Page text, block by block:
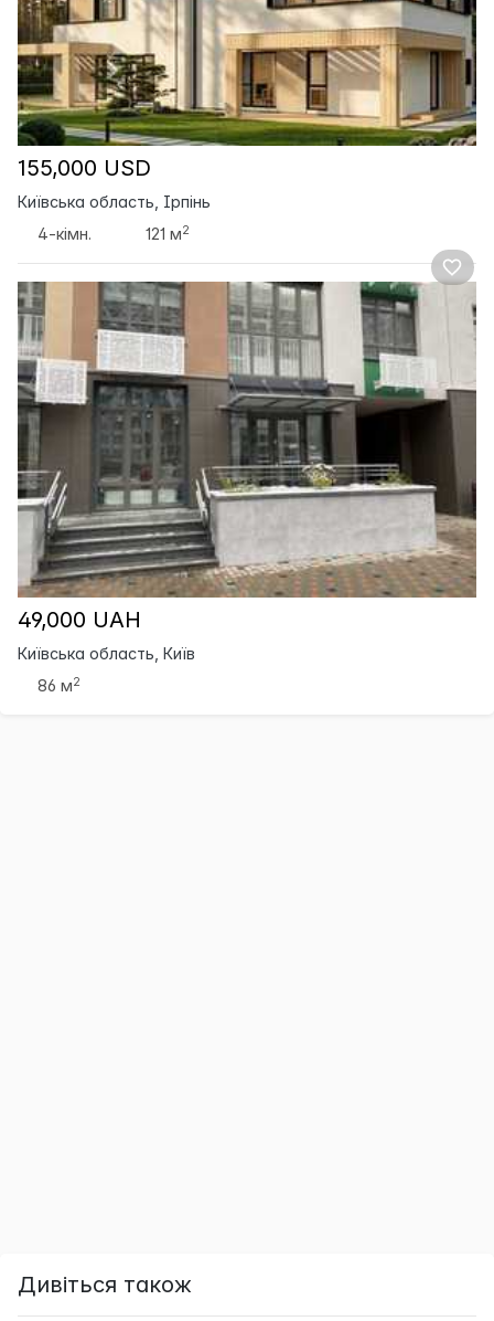
155,000 USD
Київська область, Ірпінь
4-кімн.
121 м2
49,000 UAH
Київська область, Київ
86 м2
Дивіться також